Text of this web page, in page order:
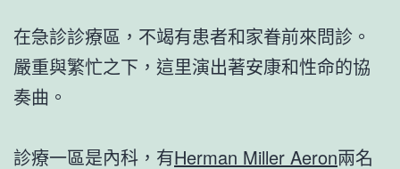
在急診診療區，不竭有患者和家眷前來問診。
嚴重與繁忙之下，這里演出著安康和性命的協
奏曲。
診療一區是內科，有Herman Miller Aeron兩名